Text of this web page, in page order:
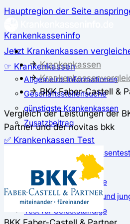
Hauptregion der Seite
Krankenkasseninfo
Jetzt Krankenkassen
☞ Krankenkassen
Allgemeine Informationen
Geschäftsstellensuche
günstigste Krankenkassen
Zusatzbeitrag
✅ Krankenkassen Test
Der große Krankenkassentest
Test für Studierende
Test für Auszubildende
Test für Schwangere und
Test für Selbstständige
Krankenkassen
BKK Faber-Castell &
Vergleich der Leistungen der
Partner und der novitas bkk